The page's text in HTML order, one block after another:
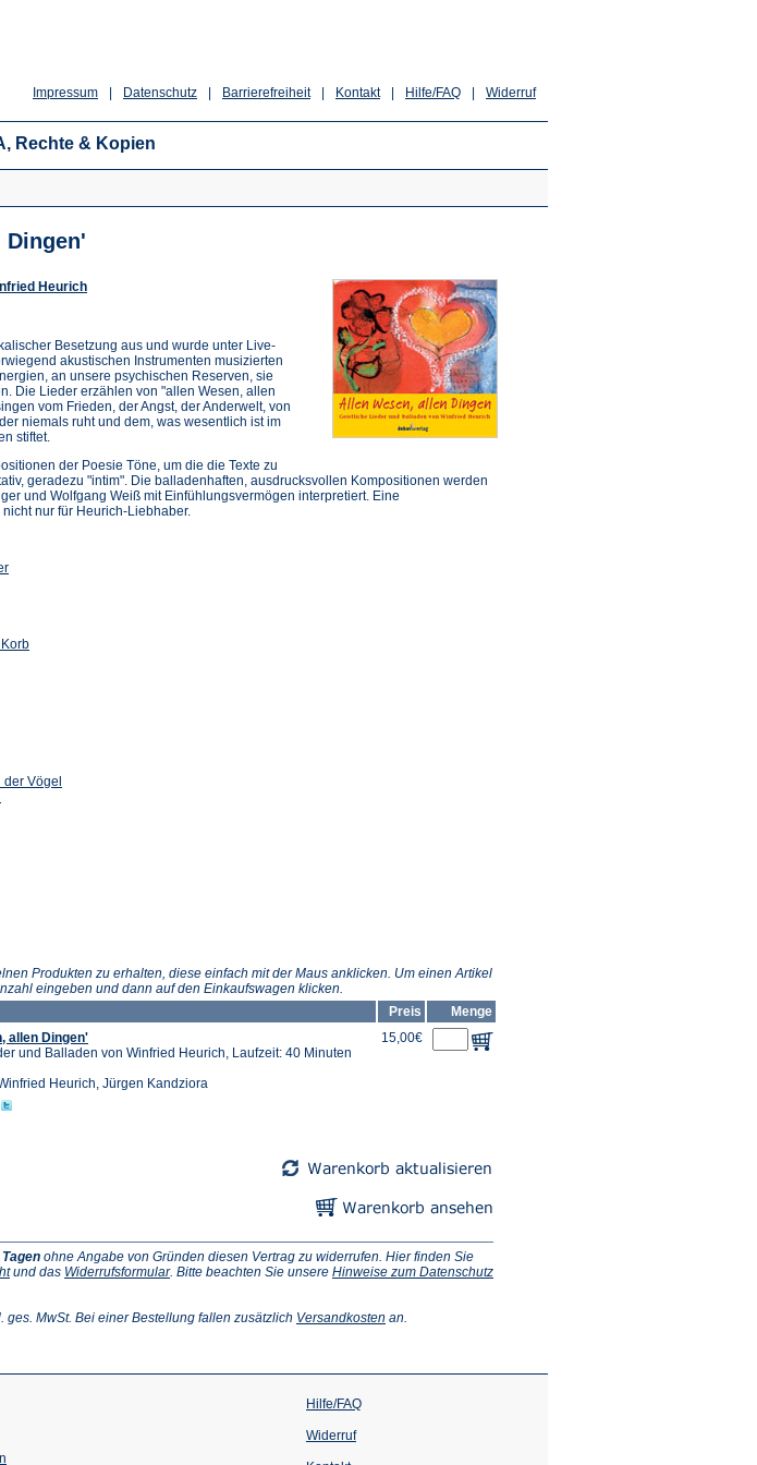
Widerruf
Hilfe/FAQ
Kontakt
Barrierefreiheit
Datenschutz
Impressum
Rechte & Kopien
Dingen'
Heurich
Besetzung aus und wurde unter Live-
akustischen Instrumenten musizierten
an unsere psychischen Reserven, sie
Die Lieder erzählen von "allen Wesen, allen
vom Frieden, der Angst, der Anderwelt, von
niemals ruht und dem, was wesentlich ist im
stiftet.
der Poesie Töne, um die die Texte zu
geradezu "intim". Die balladenhaften, ausdrucksvollen Kompositionen werden
und Wolfgang Weiß mit Einfühlungsvermögen interpretiert. Eine
nur für Heurich-Liebhaber.
Vögel
Produkten zu erhalten, diese einfach mit der Maus anklicken. Um einen Artikel
eingeben und dann auf den Einkaufswagen klicken.
Preis
Menge
allen Dingen'
und Balladen von Winfried Heurich, Laufzeit: 40 Minuten
Heurich, Jürgen Kandziora
15,00€
ohne Angabe von Gründen diesen Vertrag zu widerrufen. Hier finden Sie
(Öffnet
neuen
und das Widerrufsformular(Öffnet
neuen
. Bitte beachten Sie unsere Hinweise zum Datenschutz
MwSt. Bei einer Bestellung fallen zusätzlich Versandkosten (Öffnet
Tab)
an.
Hilfe/FAQ
Widerruf